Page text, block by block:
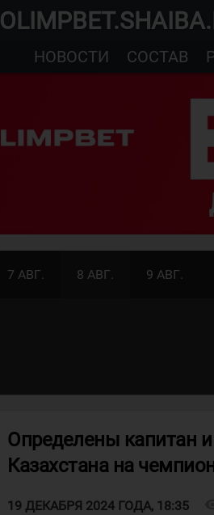
НОВОСТИ
СОСТАВ
7 АВГ. 8 АВГ. 9 АВГ.
Определены капитан
Казахстана на
19 ДЕКАБРЯ 2024 ГОДА, 18:35